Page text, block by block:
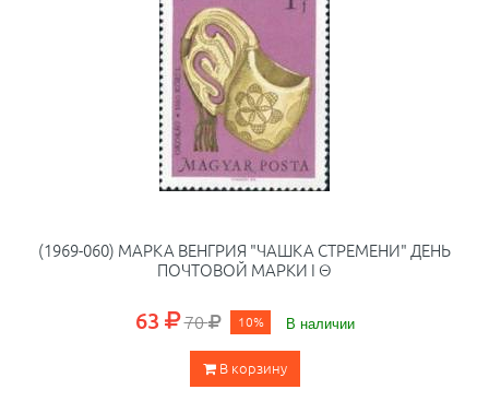
(1969-060) МАРКА ВЕНГРИЯ "ЧАШКА СТРЕМЕНИ" ДЕНЬ
ПОЧТОВОЙ МАРКИ I Θ
63 70 10% В наличии
В корзину